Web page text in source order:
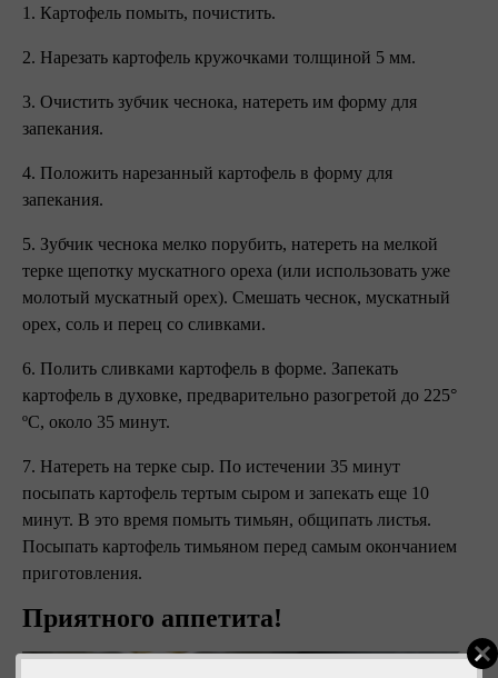
1. Картофель помыть, почистить.
2. Нарезать картофель кружочками толщиной 5 мм.
3. Очистить зубчик чеснока, натереть им форму для
запекания.
4. Положить нарезанный картофель в форму для
запекания.
5. Зубчик чеснока мелко порубить, натереть на мелкой
терке щепотку мускатного ореха (или использовать уже
молотый мускатный орех). Смешать чеснок, мускатный
орех, соль и перец со сливками.
6. Полить сливками картофель в форме. Запекать
картофель в духовке, предварительно разогретой до 225°
ºC, около 35 минут.
7. Натереть на терке сыр. По истечении 35 минут
посыпать картофель тертым сыром и запекать еще 10
минут. В это время помыть тимьян, общипать листья.
Посыпать картофель тимьяном перед самым окончанием
приготовления.
Приятного аппетита!